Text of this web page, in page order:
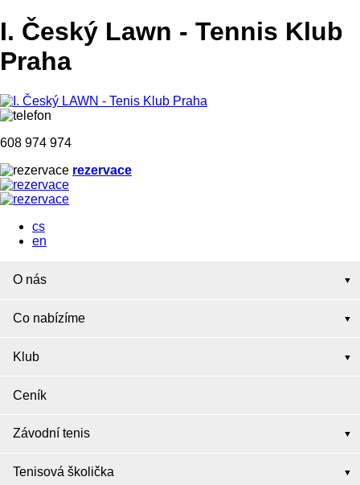
I. Český Lawn - Tennis Klub
Praha
608 974 974
rezervace
cs
en
O nás
Co nabízíme
Klub
Ceník
Závodní tenis
Tenisová školička